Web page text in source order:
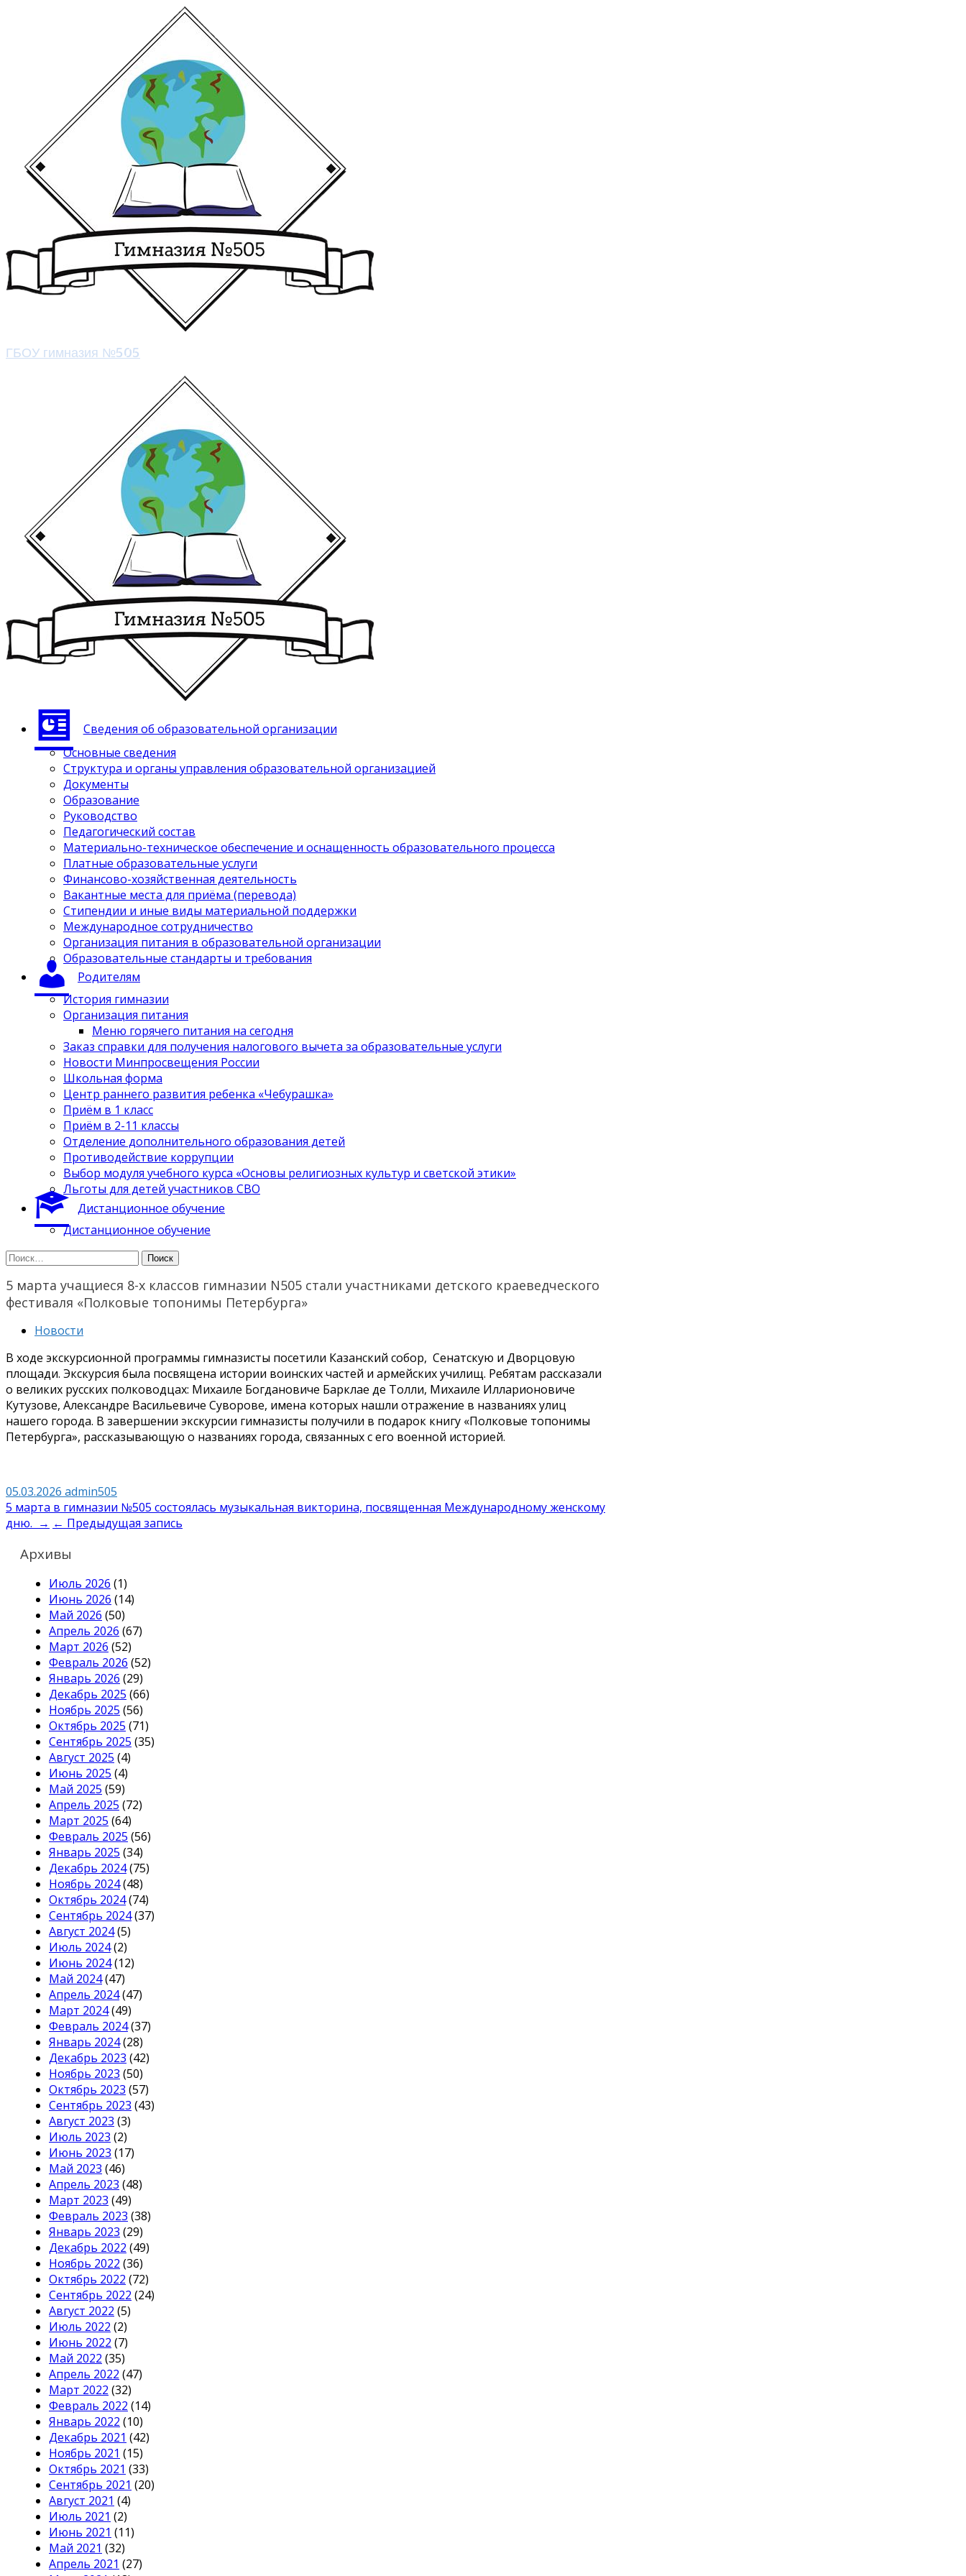
ГБОУ гимназия №505
Сведения об образовательной организации
Основные сведения
Структура и органы управления образовательной организацией
Документы
Образование
Руководство
Педагогический состав
Материально-техническое обеспечение и оснащенность образовательного процесса
Платные образовательные услуги
Финансово-хозяйственная деятельность
Вакантные места для приёма (перевода)
Стипендии и иные виды материальной поддержки
Международное сотрудничество
Организация питания в образовательной организации
Образовательные стандарты и требования
Родителям
История гимназии
Организация питания
Меню горячего питания на сегодня
Заказ справки для получения налогового вычета за образовательные услуги
Новости Минпросвещения России
Школьная форма
Центр раннего развития ребенка «Чебурашка»
Приём в 1 класс
Приём в 2-11 классы
Отделение дополнительного образования детей
Противодействие коррупции
Выбор модуля учебного курса «Основы религиозных культур и светской этики»
Льготы для детей участников СВО
Дистанционное обучение
Дистанционное обучение
Найти:
5 марта учащиеся 8-х классов гимназии N505 стали участниками детского краеведческого
фестиваля «Полковые топонимы Петербурга»
Новости
В ходе экскурсионной программы гимназисты посетили Казанский собор, Сенатскую и Дворцовую
площади. Экскурсия была посвящена истории воинских частей и армейских училищ. Ребятам рассказали
о великих русских полководцах: Михаиле Богдановиче Барклае де Толли, Михаиле Илларионовиче
Кутузове, Александре Васильевиче Суворове, имена которых нашли отражение в названиях улиц
нашего города. В завершении экскурсии гимназисты получили в подарок книгу «Полковые топонимы
Петербурга», рассказывающую о названиях города, связанных с его военной историей.
05.03.2026 admin505
Навигация
по
5 марта в гимназии №505 состоялась музыкальная викторина, посвященная Международному женскому
дню. → ← Предыдущая запись
Архивы
Июль 2026 (1)
Июнь 2026 (14)
Май 2026 (50)
Апрель 2026 (67)
Март 2026 (52)
Февраль 2026 (52)
Январь 2026 (29)
Декабрь 2025 (66)
Ноябрь 2025 (56)
Октябрь 2025 (71)
Сентябрь 2025 (35)
Август 2025 (4)
Июнь 2025 (4)
Май 2025 (59)
Апрель 2025 (72)
Март 2025 (64)
Февраль 2025 (56)
Январь 2025 (34)
Декабрь 2024(75)
Ноябрь 2024(48)
Октябрь 2024(74)
Сентябрь 2024(37)
Август 2024(5)
Июль 2024(2)
Июнь 2024(12)
Май 2024(47)
Апрель 2024(47)
Март 2024(49)
Февраль 2024(37)
Январь 2024(28)
Декабрь 2023 (42)
Ноябрь 2023 (50)
Октябрь 2023 (57)
Сентябрь 2023 (43)
Август 2023 (3)
Июль 2023 (2)
Июнь 2023 (17)
Май 2023 (46)
Апрель 2023 (48)
Март 2023 (49)
Февраль 2023 (38)
Январь 2023 (29)
Декабрь 2022 (49)
Ноябрь 2022 (36)
Октябрь 2022 (72)
Сентябрь 2022 (24)
Август 2022 (5)
Июль 2022 (2)
Июнь 2022 (7)
Май 2022 (35)
Апрель 2022 (47)
Март 2022 (32)
Февраль 2022 (14)
Январь 2022 (10)
Декабрь 2021 (42)
Ноябрь 2021 (15)
Октябрь 2021 (33)
Сентябрь 2021 (20)
Август 2021 (4)
Июль 2021 (2)
Июнь 2021 (11)
Май 2021 (32)
Апрель 2021 (27)